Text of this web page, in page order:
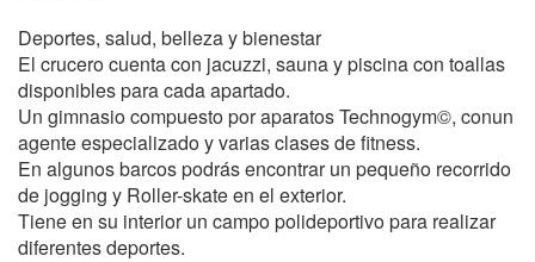
Deportes, salud, belleza y bienestar
El crucero cuenta con jacuzzi, sauna y piscina con toallas
disponibles para cada apartado.
Un gimnasio compuesto por aparatos Technogym©, conun
agente especializado y varias clases de fitness.
En algunos barcos podrás encontrar un pequeño recorrido
de jogging y Roller-skate en el exterior.
Tiene en su interior un campo polideportivo para realizar
diferentes deportes.